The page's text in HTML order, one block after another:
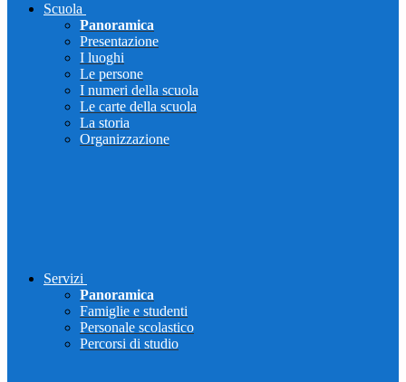
Scuola
Panoramica
Presentazione
I luoghi
Le persone
I numeri della scuola
Le carte della scuola
La storia
Organizzazione
Servizi
Panoramica
Famiglie e studenti
Personale scolastico
Percorsi di studio